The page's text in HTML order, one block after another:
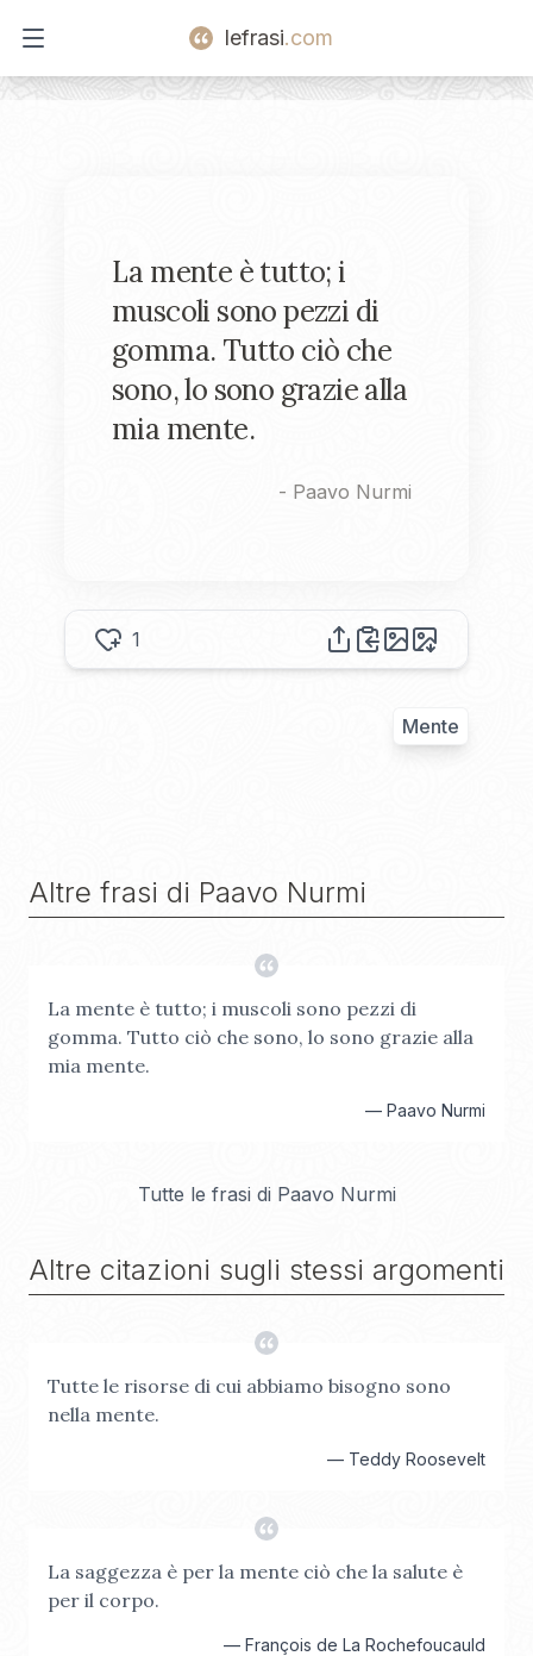
Open main menu
lefrasi.com
La mente è tutto; i
muscoli sono pezzi di
gomma. Tutto ciò che
sono, lo sono grazie alla
mia mente.
- Paavo Nurmi
1
Mente
Altre frasi di Paavo Nurmi
La mente è tutto; i muscoli sono pezzi di
gomma. Tutto ciò che sono, lo sono grazie alla
mia mente.
— Paavo Nurmi
Tutte le frasi di Paavo Nurmi
Altre citazioni sugli stessi argomenti
Tutte le risorse di cui abbiamo bisogno sono
nella mente.
— Teddy Roosevelt
La saggezza è per la mente ciò che la salute è
per il corpo.
— François de La Rochefoucauld